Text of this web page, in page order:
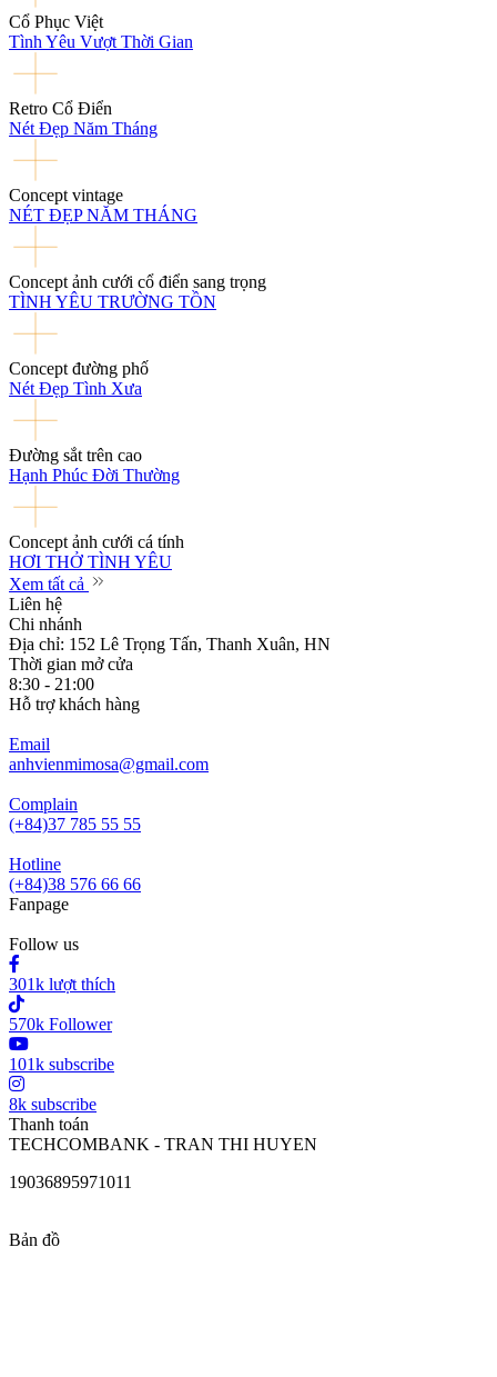
Cổ Phục Việt
Tình Yêu Vượt Thời Gian
Retro Cổ Điển
Nét Đẹp Năm Tháng
Concept vintage
NÉT ĐẸP NĂM THÁNG
Concept ảnh cưới cổ điển sang trọng
TÌNH YÊU TRƯỜNG TỒN
Concept đường phố
Nét Đẹp Tình Xưa
Đường sắt trên cao
Hạnh Phúc Đời Thường
Concept ảnh cưới cá tính
HƠI THỞ TÌNH YÊU
Xem tất cả
Liên hệ
Chi nhánh
Địa chỉ: 152 Lê Trọng Tấn, Thanh Xuân, HN
Thời gian mở cửa
8:30 - 21:00
Hỗ trợ khách hàng
Email
anhvienmimosa@gmail.com
Complain
(+84)37 785 55 55
Hotline
(+84)38 576 66 66
Fanpage
Follow us
301k lượt thích
570k Follower
101k subscribe
8k subscribe
Thanh toán
TECHCOMBANK - TRAN THI HUYEN
19036895971011
Bản đồ